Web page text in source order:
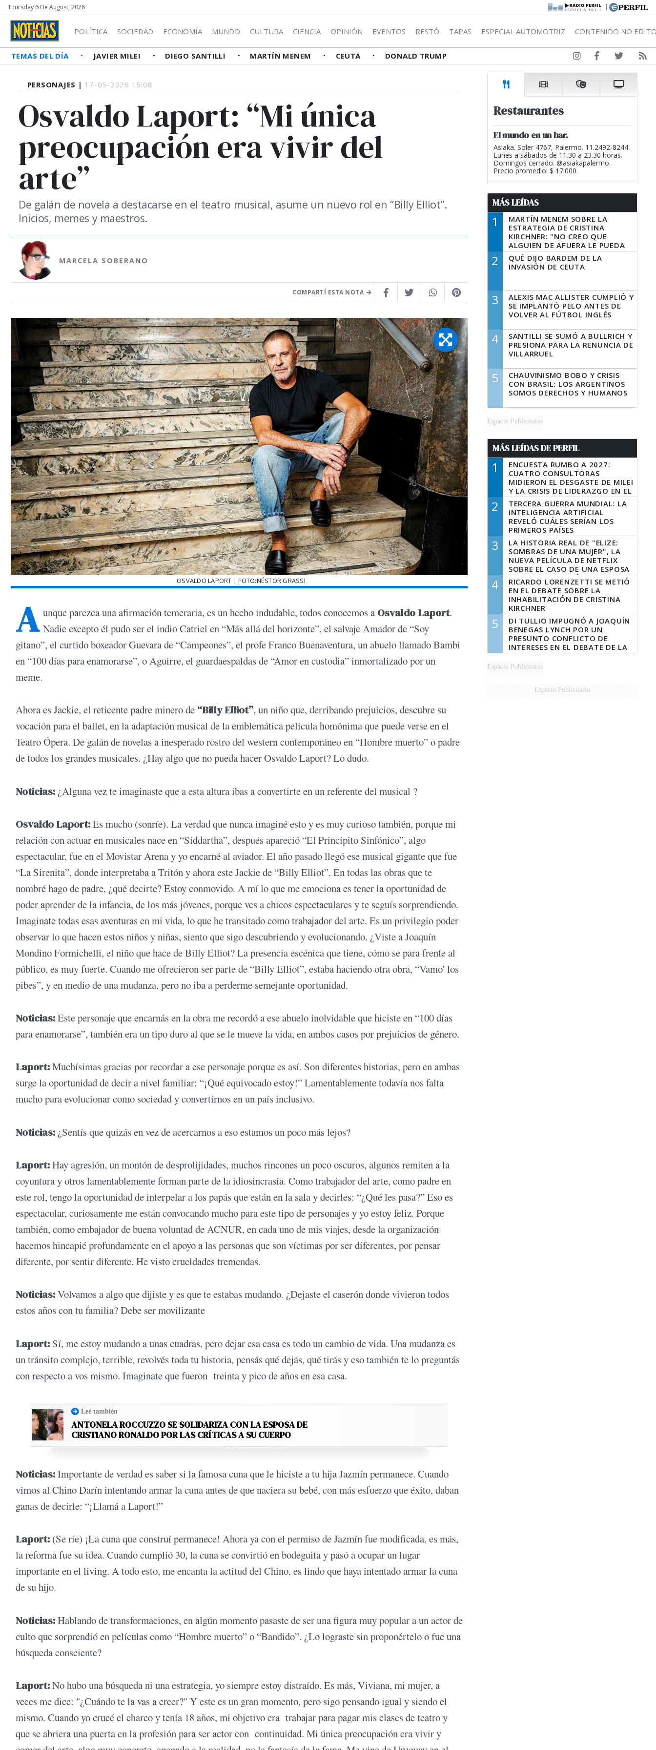
Thursday 6 De August, 2026 |
POLÍTICA SOCIEDAD ECONOMÍA MUNDO CULTURA CIENCIA OPINIÓN EVENTOS RESTÓ TAPAS ESPECIAL AUTOMOTRIZ CONTENIDO NO
TEMAS DEL DÍA JAVIER MILEI DIEGO SANTILLI MARTÍN MENEM CEUTA DONALD TRUMP
PERSONAJES | 17-05-2026 15:08
Osvaldo Laport: “Mi única
preocupación era vivir del
arte”
De galán de novela a destacarse en el teatro musical, asume un nuevo rol en “Billy Elliot”.
Inicios, memes y maestros.
MARCELA SOBERANO
COMPARTÍ ESTA NOTA
OSVALDO LAPORT | FOTO:NÉSTOR GRASSI
A unque parezca una afirmación temeraria, es un hecho indudable, todos conocemos a Osvaldo Laport.
Nadie excepto él pudo ser el indio Catriel en “Más allá del horizonte”, el salvaje Amador de “Soy
gitano”, el curtido boxeador Guevara de “Campeones”, el profe Franco Buenaventura, un abuelo llamado Bambi
en “100 días para enamorarse”, o Aguirre, el guardaespaldas de “Amor en custodia” inmortalizado por un
meme.
Ahora es Jackie, el reticente padre minero de “Billy Elliot”, un niño que, derribando prejuicios, descubre su
vocación para el ballet, en la adaptación musical de la emblemática película homónima que puede verse en el
Teatro Ópera. De galán de novelas a inesperado rostro del western contemporáneo en “Hombre muerto” o padre
de todos los grandes musicales. ¿Hay algo que no pueda hacer Osvaldo Laport? Lo dudo.
Noticias: ¿Alguna vez te imaginaste que a esta altura ibas a convertirte en un referente del musical ?
Osvaldo Laport:Es mucho (sonríe). La verdad que nunca imaginé esto y es muy curioso también, porque mi
relación con actuar en musicales nace en “Siddartha”, después apareció “El Principito Sinfónico”, algo
espectacular, fue en el Movistar Arena y yo encarné al aviador. El año pasado llegó ese musical gigante que fue
“La Sirenita”, donde interpretaba a Tritón y ahora este Jackie de “Billy Elliot”. En todas las obras que te
nombré hago de padre, ¿qué decirte? Estoy conmovido. A mí lo que me emociona es tener la oportunidad de
poder aprender de la infancia, de los más jóvenes, porque ves a chicos espectaculares y te seguís sorprendiendo.
Imaginate todas esas aventuras en mi vida, lo que he transitado como trabajador del arte. Es un privilegio poder
observar lo que hacen estos niños y niñas, siento que sigo descubriendo y evolucionando. ¿Viste a Joaquín
Mondino Formichelli, el niño que hace de Billy Elliot? La presencia escénica que tiene, cómo se para frente al
público, es muy fuerte. Cuando me ofrecieron ser parte de “Billy Elliot”, estaba haciendo otra obra, “Vamo' los
pibes”, y en medio de una mudanza, pero no iba a perderme semejante oportunidad.
Noticias:Este personaje que encarnás en la obra me recordó a ese abuelo inolvidable que hiciste en “100 días
para enamorarse”, también era un tipo duro al que se le mueve la vida, en ambos casos por prejuicios de género.
Laport:Muchísimas gracias por recordar a ese personaje porque es así. Son diferentes historias, pero en ambas
surge la oportunidad de decir a nivel familiar: “¡Qué equivocado estoy!” Lamentablemente todavía nos falta
mucho para evolucionar como sociedad y convertirnos en un país inclusivo.
Noticias: ¿Sentís que quizás en vez de acercarnos a eso estamos un poco más lejos?
Laport:Hay agresión, un montón de desprolijidades, muchos rincones un poco oscuros, algunos remiten a la
coyuntura y otros lamentablemente forman parte de la idiosincrasia. Como trabajador del arte, como padre en
este rol, tengo la oportunidad de interpelar a los papás que están en la sala y decirles: “¿Qué les pasa?” Eso es
espectacular, curiosamente me están convocando mucho para este tipo de personajes y yo estoy feliz. Porque
también, como embajador de buena voluntad de ACNUR, en cada uno de mis viajes, desde la organización
hacemos hincapié profundamente en el apoyo a las personas que son víctimas por ser diferentes, por pensar
diferente, por sentir diferente. He visto crueldades tremendas.
Noticias:Volvamos a algo que dijiste y es que te estabas mudando. ¿Dejaste el caserón donde vivieron todos
estos años con tu familia? Debe ser movilizante
Laport: Sí, me estoy mudando a unas cuadras, pero dejar esa casa es todo un cambio de vida. Una mudanza es
un tránsito complejo, terrible, revolvés toda tu historia, pensás qué dejás, qué tirás y eso también te lo preguntás
con respecto a vos mismo. Imaginate que fueron treinta y pico de años en esa casa.
Leé también
ANTONELA ROCCUZZO SE SOLIDARIZA CON LA ESPOSA DE
CRISTIANO RONALDO POR LAS CRÍTICAS A SU CUERPO
Noticias:Importante de verdad es saber si la famosa cuna que le hiciste a tu hija Jazmín permanece. Cuando
vimos al Chino Darín intentando armar la cuna antes de que naciera su bebé, con más esfuerzo que éxito, daban
ganas de decirle: “¡Llamá a Laport!”
Laport: (Se ríe) ¡La cuna que construí permanece! Ahora ya con el permiso de Jazmín fue modificada, es más,
la reforma fue su idea. Cuando cumplió 30, la cuna se convirtió en bodeguita y pasó a ocupar un lugar
importante en el living. A todo esto, me encanta la actitud del Chino, es lindo que haya intentado armar la cuna
de su hijo.
Noticias:Hablando de transformaciones, en algún momento pasaste de ser una figura muy popular a un actor de
culto que sorprendió en películas como “Hombre muerto” o “Bandido”. ¿Lo lograste sin proponértelo o fue una
búsqueda consciente?
Laport:No hubo una búsqueda ni una estrategia, yo siempre estoy distraído. Es más, Viviana, mi mujer, a
veces me dice: "¿Cuándo te la vas a creer?" Y este es un gran momento, pero sigo pensando igual y siendo el
mismo. Cuando yo crucé el charco y tenía 18 años, mi objetivo era trabajar para pagar mis clases de teatro y
que se abriera una puerta en la profesión para ser actor con continuidad. Mi única preocupación era vivir y
Restaurantes
El mundo en un bar.
Asiaka. Soler 4767, Palermo. 11.2492-8244.
Lunes a sábados de 11.30 a 23.30 horas.
Domingos cerrado. @asiakapalermo.
Precio promedio: $ 17.000.
MÁS LEÍDAS
1
MARTÍN MENEM SOBRE LA
ESTRATEGIA DE CRISTINA
KIRCHNER: "NO CREO QUE
ALGUIEN DE AFUERA LE PUEDA
DECIR A LA JUSTICIA LO QUE
TIENE QUE HACER"
2
QUÉ DIJO BARDEM DE LA
INVASIÓN DE CEUTA
3
ALEXIS MAC ALLISTER CUMPLIÓ Y
SE IMPLANTÓ PELO ANTES DE
VOLVER AL FÚTBOL INGLÉS
4
SANTILLI SE SUMÓ A BULLRICH Y
PRESIONA PARA LA RENUNCIA DE
VILLARRUEL
5
CHAUVINISMO BOBO Y CRISIS
CON BRASIL: LOS ARGENTINOS
SOMOS DERECHOS Y HUMANOS
Espacio Publicitario
MÁS LEÍDAS DE PERFIL
1
ENCUESTA RUMBO A 2027:
CUATRO CONSULTORAS
MIDIERON EL DESGASTE DE MILEI
Y LA CRISIS DE LIDERAZGO EN EL
PERONISMO
2
TERCERA GUERRA MUNDIAL: LA
INTELIGENCIA ARTIFICIAL
REVELÓ CUÁLES SERÍAN LOS
PRIMEROS PAÍSES
LATINOAMERICANOS EN SER
DERROTADOS
3
LA HISTORIA REAL DE "ELIZE:
SOMBRAS DE UNA MUJER", LA
NUEVA PELÍCULA DE NETFLIX
SOBRE EL CASO DE UNA ESPOSA
QUE DESCUARTIZÓ A SU
MARIDO
4
RICARDO LORENZETTI SE METIÓ
EN EL DEBATE SOBRE LA
INHABILITACIÓN DE CRISTINA
KIRCHNER
5
DI TULLIO IMPUGNÓ A JOAQUÍN
BENEGAS LYNCH POR UN
PRESUNTO CONFLICTO DE
INTERESES EN EL DEBATE DE LA
LEY DE TIERRAS
Espacio Publicitario
Espacio Publicitario